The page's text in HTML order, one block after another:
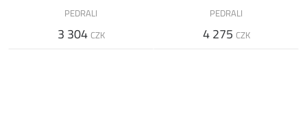
PEDRALI
3 304 CZK
PEDRALI
4 275 CZK